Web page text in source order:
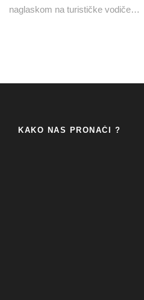
naglaskom na turističke vodiče…
KAKO NAS PRONAĆI ?